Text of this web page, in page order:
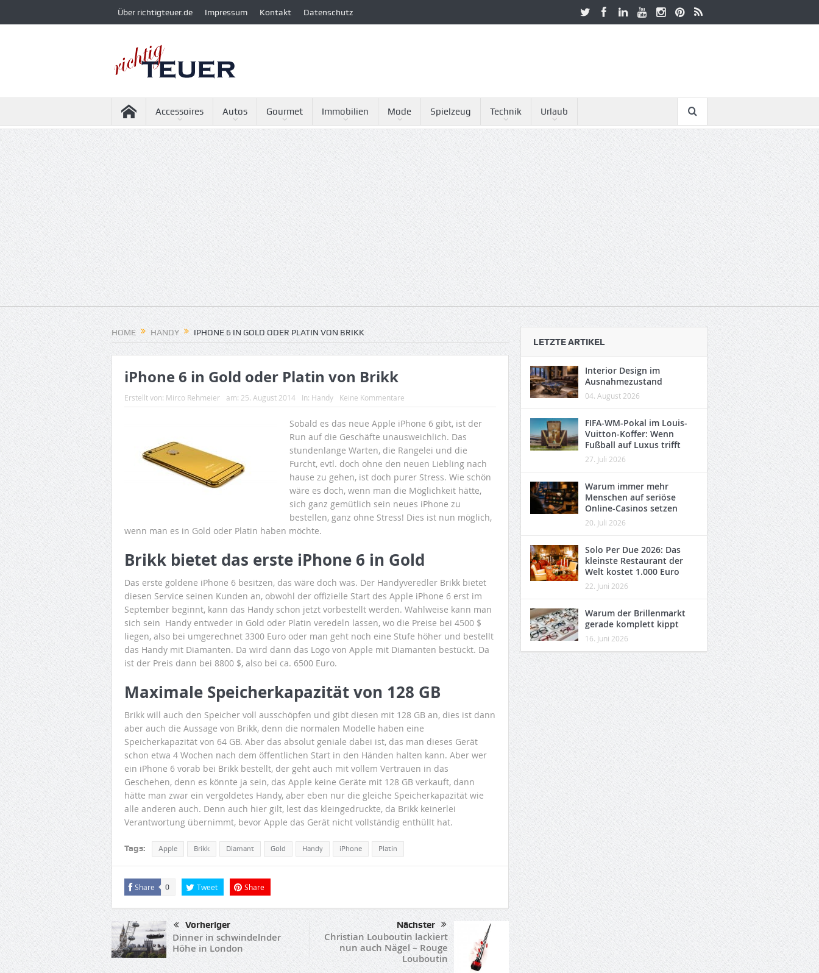
Über richtigteuer.de Impressum Kontakt Datenschutz
Accessoires Autos Gourmet Immobilien Mode Spielzeug Technik Urlaub
HOME HANDY IPHONE 6 IN GOLD ODER PLATIN VON BRIKK
iPhone 6 in Gold oder Platin von Brikk
Erstellt von: Mirco Rehmeier am: 25. August 2014 In: Handy Keine Kommentare
Sobald es das neue Apple iPhone 6 gibt, ist der
Run auf die Geschäfte unausweichlich. Das
stundenlange Warten, die Rangelei und die
Furcht, evtl. doch ohne den neuen Liebling nach
hause zu gehen, ist doch purer Stress. Wie schön
wäre es doch, wenn man die Möglichkeit hätte,
sich ganz gemütlich sein neues iPhone zu
bestellen, ganz ohne Stress! Dies ist nun möglich,
wenn man es in Gold oder Platin haben möchte.
Brikk bietet das erste iPhone 6 in Gold
Das erste goldene iPhone 6 besitzen, das wäre doch was. Der Handyveredler Brikk bietet
diesen Service seinen Kunden an, obwohl der offizielle Start des Apple iPhone 6 erst im
September beginnt, kann das Handy schon jetzt vorbestellt werden. Wahlweise kann man
sich sein Handy entweder in Gold oder Platin veredeln lassen, wo die Preise bei 4500 $
liegen, also bei umgerechnet 3300 Euro oder man geht noch eine Stufe höher und bestellt
das Handy mit Diamanten. Da wird dann das Logo von Apple mit Diamanten bestückt. Da
ist der Preis dann bei 8800 $, also bei ca. 6500 Euro.
Maximale Speicherkapazität von 128 GB
Brikk will auch den Speicher voll ausschöpfen und gibt diesen mit 128 GB an, dies ist dann
aber auch die Aussage von Brikk, denn die normalen Modelle haben eine
Speicherkapazität von 64 GB. Aber das absolut geniale dabei ist, das man dieses Gerät
schon etwa 4 Wochen nach dem öffentlichen Start in den Händen halten kann. Aber wer
ein iPhone 6 vorab bei Brikk bestellt, der geht auch mit vollem Vertrauen in das
Geschehen, denn es könnte ja sein, das Apple keine Geräte mit 128 GB verkauft, dann
hätte man zwar ein vergoldetes Handy, aber eben nur die gleiche Speicherkapazität wie
alle anderen auch. Denn auch hier gilt, lest das kleingedruckte, da Brikk keinerlei
Verantwortung übernimmt, bevor Apple das Gerät nicht vollständig enthüllt hat.
Tags: Apple Brikk Diamant Gold Handy iPhone Platin
Share 0 Tweet Share
Vorheriger
Dinner in schwindelnder
Höhe in London
Nächster
Christian Louboutin lackiert
nun auch Nägel – Rouge
Louboutin
LETZTE ARTIKEL
Interior Design im
Ausnahmezustand
04. August 2026
FIFA-WM-Pokal im Louis-
Vuitton-Koffer: Wenn
Fußball auf Luxus trifft
27. Juli 2026
Warum immer mehr
Menschen auf seriöse
Online-Casinos setzen
20. Juli 2026
Solo Per Due 2026: Das
kleinste Restaurant der
Welt kostet 1.000 Euro
22. Juni 2026
Warum der Brillenmarkt
gerade komplett kippt
16. Juni 2026